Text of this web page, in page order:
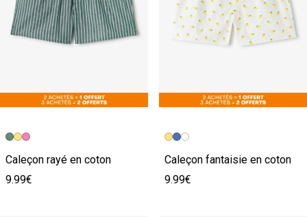
Caleçon rayé en coton
9.99€
Caleçon fantaisie en coton
9.99€